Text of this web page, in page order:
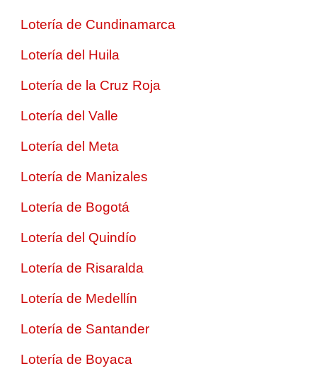
Lotería de Cundinamarca
Lotería del Huila
Lotería de la Cruz Roja
Lotería del Valle
Lotería del Meta
Lotería de Manizales
Lotería de Bogotá
Lotería del Quindío
Lotería de Risaralda
Lotería de Medellín
Lotería de Santander
Lotería de Boyaca